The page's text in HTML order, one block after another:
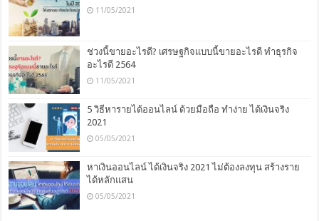
11/05/2021
ช่วงนี้ขายอะไรดี? เศรษฐกิจแบบนี้ขายอะไรดี ทำธุรกิจ
อะไรดี 2564
11/05/2021
5 วิธีหารายได้ออนไลน์ ด้วยมือถือ ทำง่าย ได้เงินจริง
2021
05/05/2021
หาเงินออนไลน์ ได้เงินจริง 2021 ไม่ต้องลงทุน สร้างราย
ได้หลักแสน
05/05/2021